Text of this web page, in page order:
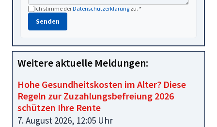
Ich stimme derDatenschutzerklärung zu. *
Senden
Weitere aktuelle Meldungen:
Hohe Gesundheitskosten im Alter? Diese
Regeln zur Zuzahlungsbefreiung 2026
schützen Ihre Rente
7. August 2026, 12:05 Uhr